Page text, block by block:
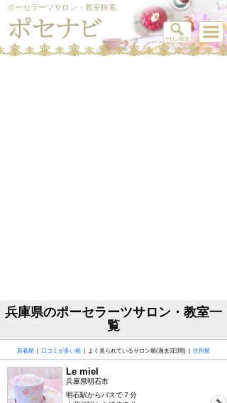
ポーセラーツサロン・教室検索
兵庫県のポーセラーツサロン・教室一
覧
新着順 口コミが多い順 | よく見られているサロン順(過去3日間) | 住所順
Le miel
兵庫県明石市
明石駅からバスで７分